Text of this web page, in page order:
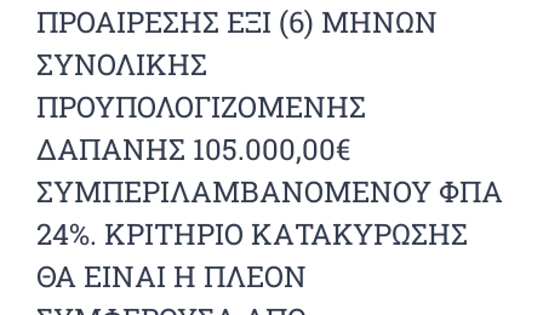
ΠΡΟΑΙΡΕΣΗΣ ΕΞΙ (6) ΜΗΝΩΝ
ΣΥΝΟΛΙΚΗΣ
ΠΡΟΥΠΟΛΟΓΙΖΟΜΕΝΗΣ
ΔΑΠΑΝΗΣ 105.000,00€
ΣΥΜΠΕΡΙΛΑΜΒΑΝΟΜΕΝΟΥ ΦΠΑ
24%. ΚΡΙΤΗΡΙΟ ΚΑΤΑΚΥΡΩΣΗΣ
ΘΑ ΕΙΝΑΙ Η ΠΛΕΟΝ